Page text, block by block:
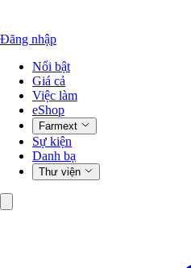
Đăng nhập
Nổi bật
Giá cả
Việc làm
eShop
Farmext
Sự kiện
Danh bạ
Thư viện